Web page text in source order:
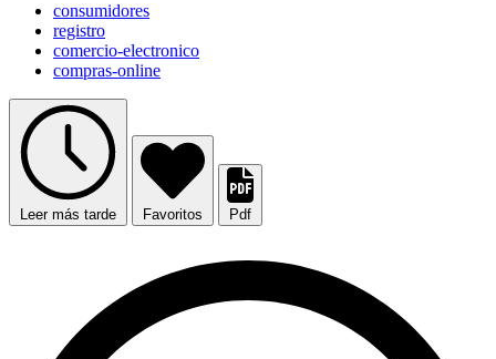
consumidores
registro
comercio-electronico
compras-online
Leer más tarde Favoritos Pdf